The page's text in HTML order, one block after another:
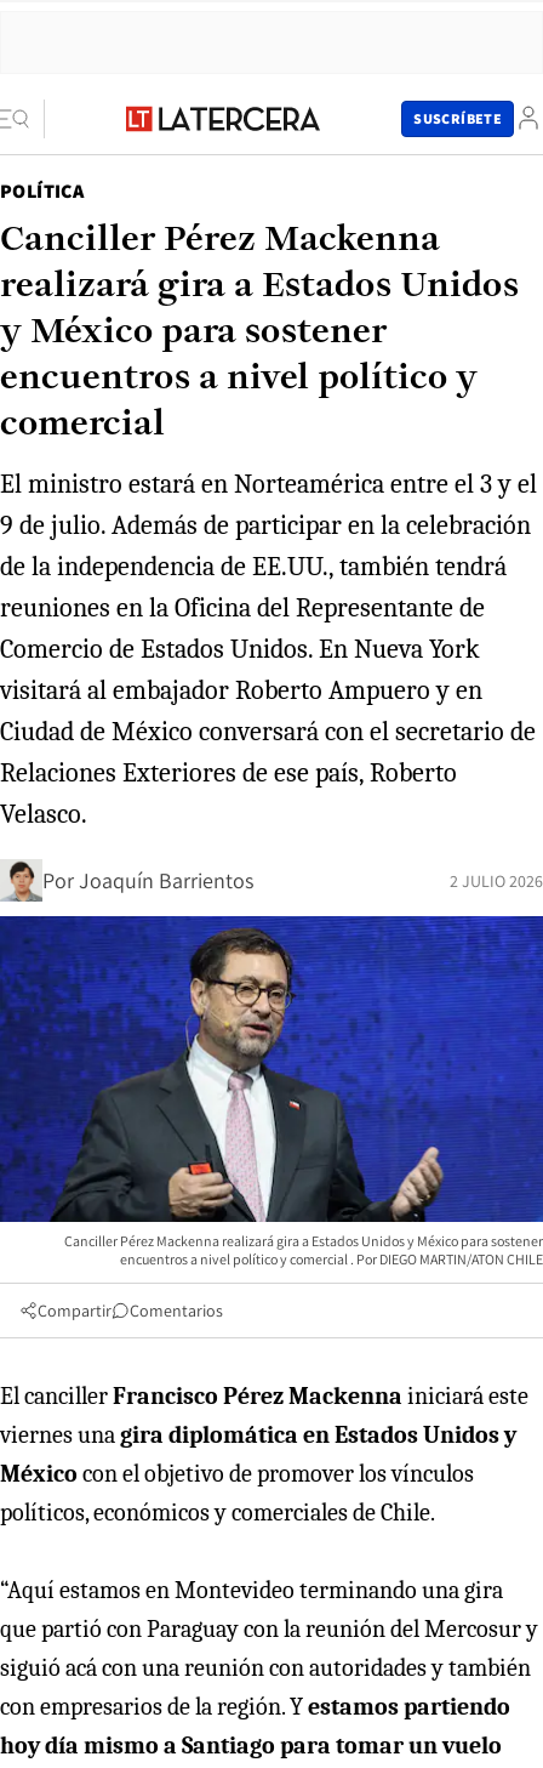
SUSCRÍBETE
POLÍTICA
Canciller Pérez Mackenna
realizará gira a Estados Unidos
y México para sostener
encuentros a nivel político y
comercial
El ministro estará en Norteamérica entre el 3 y el
9 de julio. Además de participar en la celebración
de la independencia de EE.UU., también tendrá
reuniones en la Oficina del Representante de
Comercio de Estados Unidos. En Nueva York
visitará al embajador Roberto Ampuero y en
Ciudad de México conversará con el secretario de
Relaciones Exteriores de ese país, Roberto
Velasco.
PorJoaquín Barrientos 2 JULIO 2026
Canciller Pérez Mackenna realizará gira a Estados Unidos y México para sostener
encuentros a nivel político y comercial
DIEGO MARTIN/ATON CHILE
Compartir Comentarios
El cancillerFrancisco Pérez Mackenna iniciará este
viernes unagira diplomática en Estados Unidos y
México con el objetivo de promover los vínculos
políticos, económicos y comerciales de Chile.
“Aquí estamos en Montevideo terminando una gira
que partió con Paraguay con la reunión del Mercosur y
siguió acá con una reunión con autoridades y también
con empresarios de la región. Yestamos partiendo
hoy día mismo a Santiago para tomar un vuelo